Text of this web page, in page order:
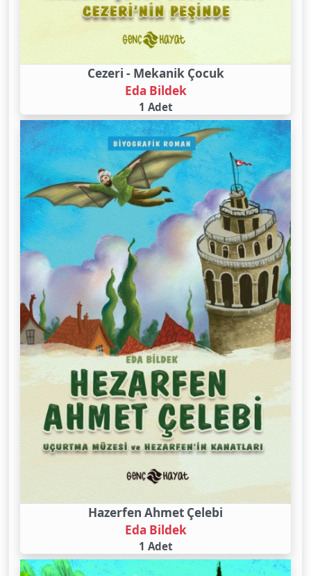
Cezeri - Mekanik Çocuk
Eda Bildek
1 Adet
Hazerfen Ahmet Çelebi
Eda Bildek
1 Adet